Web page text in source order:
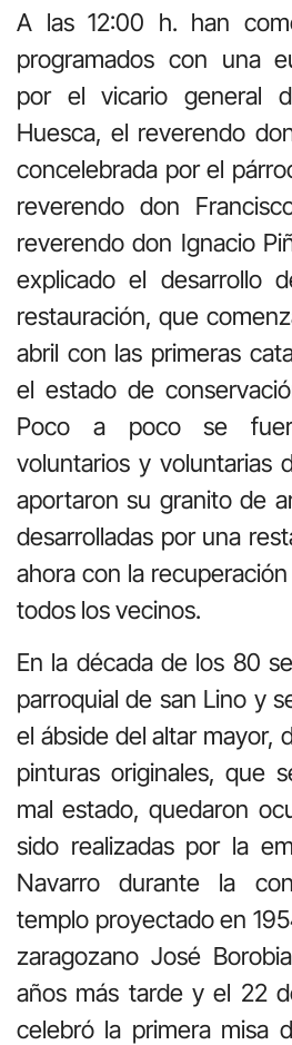
A las 12:00 h. han
programados con una
por el vicario general
Huesca, el reverendo
concelebrada por el
reverendo don
reverendo don Ignacio
explicado el desarrollo
restauración, que
abril con las primeras
el estado de
Poco a poco se
voluntarios y voluntarias
aportaron su granito de
desarrolladas por una
ahora con la
todos los vecinos.
En la década de los 80
parroquial de san Lino y
el ábside del altar mayor,
pinturas originales, que
mal estado, quedaron
sido realizadas por la
Navarro durante la
templo proyectado en
zaragozano José
años más tarde y el 22
celebró la primera misa